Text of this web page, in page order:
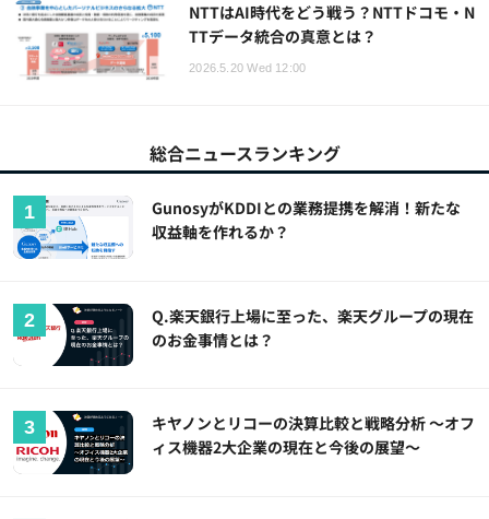
NTTはAI時代をどう戦う？NTTドコモ・N
TTデータ統合の真意とは？
2026.5.20 Wed 12:00
総合ニュースランキング
GunosyがKDDIとの業務提携を解消！新たな
収益軸を作れるか？
Q.楽天銀行上場に至った、楽天グループの現在
のお金事情とは？
キヤノンとリコーの決算比較と戦略分析 ～オフ
ィス機器2大企業の現在と今後の展望～